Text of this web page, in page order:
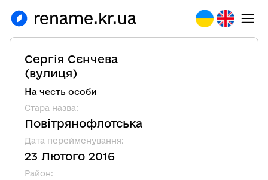
rename.kr.ua
Сергія Сєнчева
(вулиця)
На честь особи
Стара назва:
Повітрянофлотська
Дата перейменування:
23 Лютого 2016
Район: